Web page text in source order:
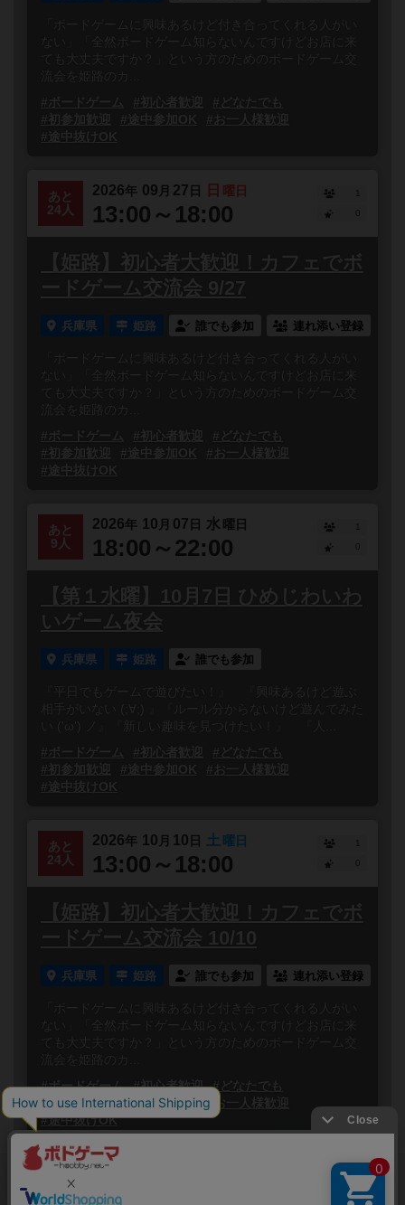
「ボードゲームに興味あるけど付き合ってくれる人がい
ない」「全然ボードゲーム知らないんですけどお店に来
ても大丈夫ですか？」という方のためのボードゲーム交
流会を姫路のカ...
#ボードゲーム
#初心者歓迎
#どなたでも
#初参加歓迎
#途中参加OK
#お一人様歓迎
#途中抜けOK
あと
24人
2026年 09 月 27 日 日 曜日
13:00～18:00
1
【姫路】初心者大歓迎！カフェでボ
ードゲーム交流会 9/27
兵庫県 姫路 誰でも参加 連れ添い登録
「ボードゲームに興味あるけど付き合ってくれる人がい
ない」「全然ボードゲーム知らないんですけどお店に来
ても大丈夫ですか？」という方のためのボードゲーム交
流会を姫路のカ...
#ボードゲーム
#初心者歓迎
#どなたでも
#初参加歓迎
#途中参加OK
#お一人様歓迎
#途中抜けOK
あと
9人
2026年 10 月 07 日 水 曜日
18:00～22:00
1
【第１水曜】10月7日 ひめじわいわ
いゲーム夜会
兵庫県 姫路 誰でも参加
『平日でもゲームで遊びたい！』 『興味あるけど遊ぶ
相手がいない (;∀;) 』『ルール分からないけど遊んでみた
い ('ω') ノ』『新しい趣味を見つけたい！』 『人...
#ボードゲーム
#初心者歓迎
#どなたでも
#初参加歓迎
#途中参加OK
#お一人様歓迎
#途中抜けOK
あと
24人
2026年 10 月 10 日 土 曜日
13:00～18:00
1
【姫路】初心者大歓迎！カフェでボ
ードゲーム交流会 10/10
兵庫県 姫路 誰でも参加 連れ添い登録
「ボードゲームに興味あるけど付き合ってくれる人がい
ない」「全然ボードゲーム知らないんですけどお店に来
ても大丈夫ですか？」という方のためのボードゲーム交
流会を姫路のカ...
#ボードゲーム
#初心者歓迎
#どなたでも
#初参加歓迎
#途中参加OK
#お一人様歓迎
#途中抜けOK
閉じる
ボードゲームのプレイ履歴を記録し